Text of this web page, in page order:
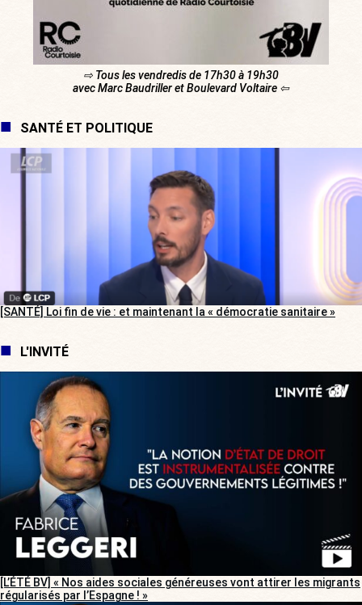
⇨ Tous les vendredis de 17h30 à 19h30
avec Marc Baudriller et Boulevard Voltaire ⇦
SANTÉ ET POLITIQUE
[SANTÉ] Loi fin de vie : et maintenant la « démocratie sanitaire »
L'INVITÉ
[L’ÉTÉ BV] « Nos aides sociales généreuses vont attirer les migrants
régularisés par l’Espagne ! »